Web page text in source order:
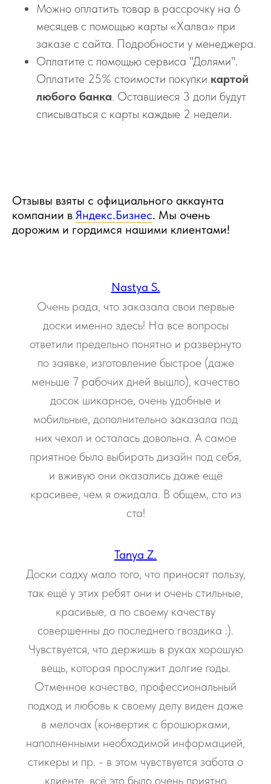
Можно оплатить товар в рассрочку на 6
месяцев с помощью карты «Халва» при
заказе с сайта. Подробности у менеджера.
Оплатите с помощью сервиса "Долями".
Оплатите 25% стоимости покупки картой
любого банка . Оставшиеся 3 доли будут
списываться с карты каждые 2 недели.
Отзывы взяты с официального аккаунта
компании в Яндекс.Бизнес. Мы очень
дорожим и гордимся нашими клиентами!
Nastya S.
Очень рада, что заказала свои первые
доски именно здесь! На все вопросы
ответили предельно понятно и развернуто
по заявке, изготовление быстрое (даже
меньше 7 рабочих дней вышло), качество
досок шикарное, очень удобные и
мобильные, дополнительно заказала под
них чехол и осталась довольна. А самое
приятное было выбирать дизайн под себя,
и вживую они оказались даже ещё
красивее, чем я ожидала. В общем, сто из
ста!
Tanya Z.
Доски садху мало того, что приносят пользу,
так ещё у этих ребят они и очень стильные,
красивые, а по своему качеству
совершенны до последнего гвоздика :).
Чувствуется, что держишь в руках хорошую
вещь, которая прослужит долгие годы.
Отменное качество, профессиональный
подход и любовь к своему делу виден даже
в мелочах (конвертик с брошюрками,
наполненными необходимой информацией,
стикеры и пр. - в этом чувствуется забота о
клиенте, всё это было очень приятно